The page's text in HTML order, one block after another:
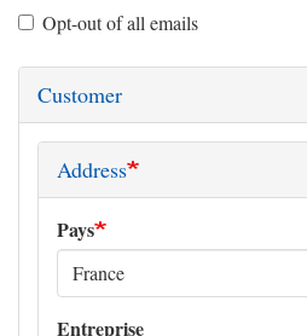
Opt-out of all emails
Customer
Address
Pays
Entreprise